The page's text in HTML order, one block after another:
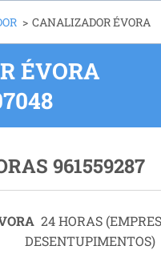
> CANALIZADOR ÉVORA
961559287
24 HORAS
DESENTUPIMENTOS)